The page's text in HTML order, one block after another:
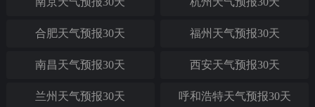
合肥天气预报30天 福州天气预报30天
南昌天气预报30天 西安天气预报30天
兰州天气预报30天 呼和浩特天气预报30天